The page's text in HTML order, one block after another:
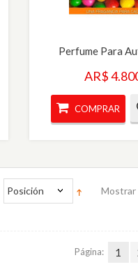
Perfume Para
AR$
COMPRAR
Posición Mostrar
Página: 1